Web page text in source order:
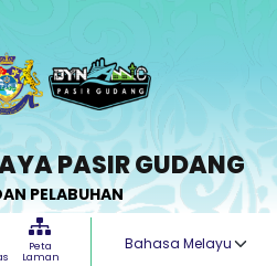
PASIR GUDANG
PELABUHAN
Peta
Laman
Select your